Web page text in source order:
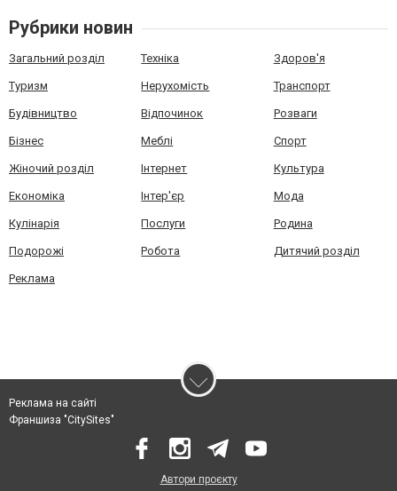
Рубрики новин
Загальний розділ Техніка Здоров'я
Туризм Нерухомість Транспорт
Будівництво Відпочинок Розваги
Бізнес Меблі Спорт
Жіночий розділ Інтернет Культура
Економіка Інтер'єр Мода
Кулінарія Послуги Родина
Подорожі Робота Дитячий розділ
Реклама
Реклама на сайті
Франшиза "CitySites"
Автори проєкту